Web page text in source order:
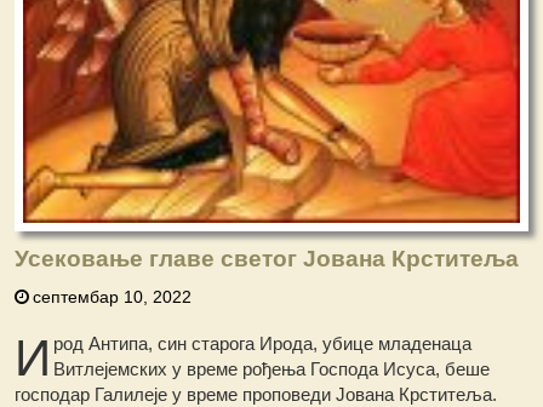
Усековање главе светог Јована Крститеља
септембар 10, 2022
И род Антипа, син старога Ирода, убице младенаца
Витлејемских у време рођења Господа Исуса, беше
господар Галилеје у време проповеди Јована Крститеља.